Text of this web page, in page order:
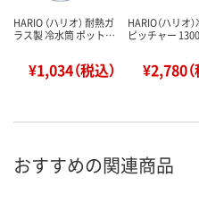
HARIO （ハリオ） 耐熱ガ
ラス製 冷水筒 ポット…
¥1,034（税込）
HARIO（ハリオ
ピッチャー
¥2,780（
おすすめの関連商品